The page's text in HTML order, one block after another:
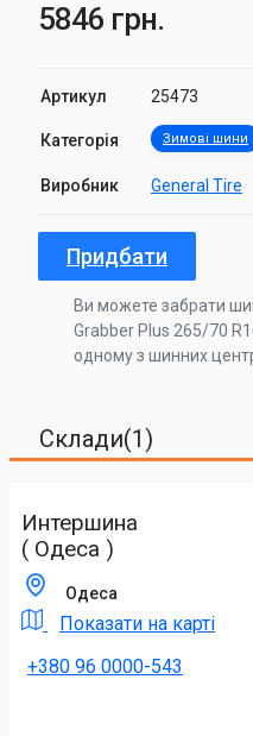
5846 грн.
Артикул 25473
Категорія Зимові шини
Виробник General Tire
Придбати
Ви можете забрати
Grabber Plus 265/70
одному з шинних
Склади(1)
Интершина
( Одеса )
Одеса
Показати на карті
+380 96 0000-543